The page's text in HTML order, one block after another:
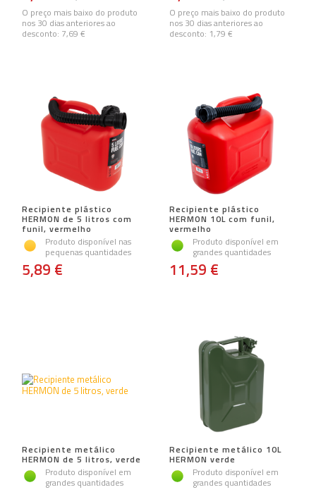
O preço mais baixo do produto
nos 30 dias anteriores ao
desconto: 7,69 €
O preço mais baixo do produto
nos 30 dias anteriores ao
desconto: 1,79 €
Recipiente plástico
HERMON de 5 litros com
funil, vermelho
Produto disponível nas
pequenas quantidades
5,89 €
Recipiente plástico
HERMON 10L com funil,
vermelho
Produto disponível em
grandes quantidades
11,59 €
Recipiente metálico
HERMON de 5 litros, verde
Produto disponível em
grandes quantidades
Recipiente metálico 10L
HERMON verde
Produto disponível em
grandes quantidades